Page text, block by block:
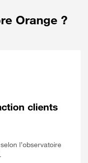
Orange ?
clients
l’observatoire